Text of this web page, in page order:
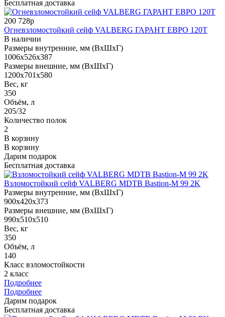
Бесплатная доставка
200 728р
Огневзломостойкий сейф VALBERG ГАРАНТ ЕВРО 120Т
В наличии
Размеры внутренние, мм (ВхШхГ)
1006x526x387
Размеры внешние, мм (ВхШхГ)
1200x701x580
Вес, кг
350
Объём, л
205/32
Количество полок
2
В корзину
В корзину
Дарим подарок
Бесплатная доставка
Взломостойкий сейф VALBERG MDTB Bastion-M 99 2K
Размеры внутренние, мм (ВхШхГ)
900x420x373
Размеры внешние, мм (ВхШхГ)
990x510x510
Вес, кг
350
Объём, л
140
Класс взломостойкости
2 класс
Подробнее
Подробнее
Дарим подарок
Бесплатная доставка